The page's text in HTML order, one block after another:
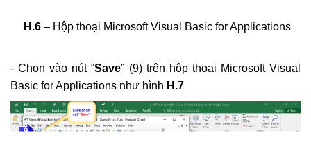
H.6– Hộp thoại Microsoft Visual Basic for Applications
- Chọn vào nút “Save” (9) trên hộp thoại Microsoft Visual
Basic for Applications như hình H.7